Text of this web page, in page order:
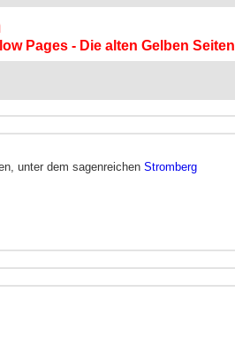
Pages - Die alten Gelben Seiten
unter dem sagenreichen Stromberg